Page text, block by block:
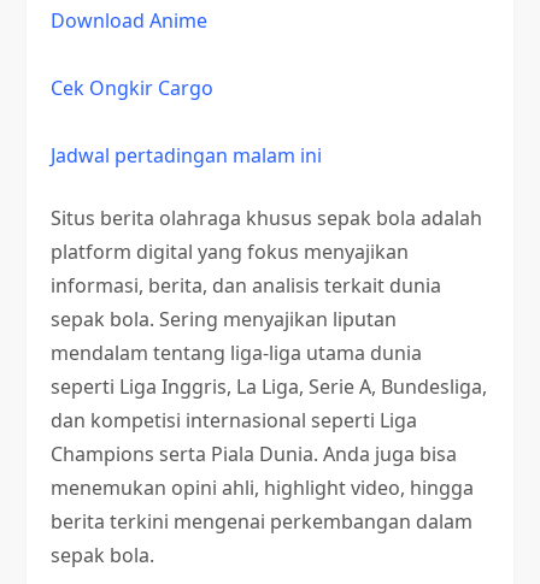
Download Anime
Cek Ongkir Cargo
Jadwal pertadingan malam ini
Situs berita olahraga khusus sepak bola adalah
platform digital yang fokus menyajikan
informasi, berita, dan analisis terkait dunia
sepak bola. Sering menyajikan liputan
mendalam tentang liga-liga utama dunia
seperti Liga Inggris, La Liga, Serie A, Bundesliga,
dan kompetisi internasional seperti Liga
Champions serta Piala Dunia. Anda juga bisa
menemukan opini ahli, highlight video, hingga
berita terkini mengenai perkembangan dalam
sepak bola.